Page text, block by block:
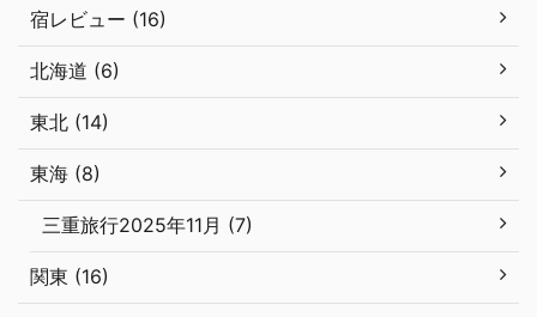
宿レビュー (16)
北海道 (6)
東北 (14)
東海 (8)
三重旅行2025年11月 (7)
関東 (16)